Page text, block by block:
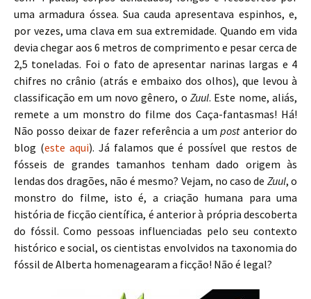
uma armadura óssea. Sua cauda apresentava espinhos, e,
por vezes, uma clava em sua extremidade. Quando em vida
devia chegar aos 6 metros de comprimento e pesar cerca de
2,5 toneladas. Foi o fato de apresentar narinas largas e 4
chifres no crânio (atrás e embaixo dos olhos), que levou à
classificação em um novo gênero, o Zuul. Este nome, aliás,
remete a um monstro do filme dos Caça-fantasmas! Há!
Não posso deixar de fazer referência a umpostanterior do
blog (este aqui). Já falamos que é possível que restos de
fósseis de grandes tamanhos tenham dado origem às
lendas dos dragões, não é mesmo? Vejam, no caso de Zuul, o
monstro do filme, isto é, a criação humana para uma
história de ficção científica, é anterior à própria descoberta
do fóssil. Como pessoas influenciadas pelo seu contexto
histórico e social, os cientistas envolvidos na taxonomia do
fóssil de Alberta homenagearam a ficção! Não é legal?